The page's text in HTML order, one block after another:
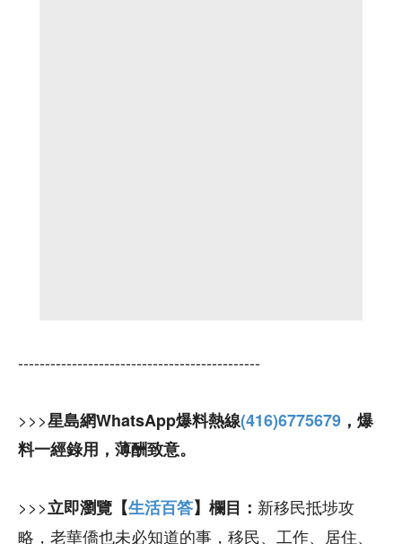
---------------------------------------------
>>>星島網WhatsApp爆料熱線(416)6775679 ，爆
料一經錄用，薄酬致意。
>>>立即瀏覽【生活百答】欄目： 新移民抵埗攻
略，老華僑也未必知道的事，移民、工作、居住、